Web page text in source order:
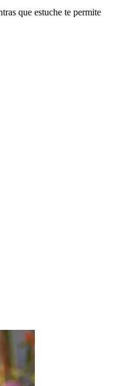
que estuche te permite